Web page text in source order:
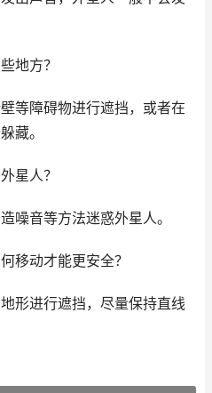
地方？
等障碍物进行遮挡，或者在
藏。
星人？
噪音等方法迷惑外星人。
移动才能更安全？
形进行遮挡，尽量保持直线